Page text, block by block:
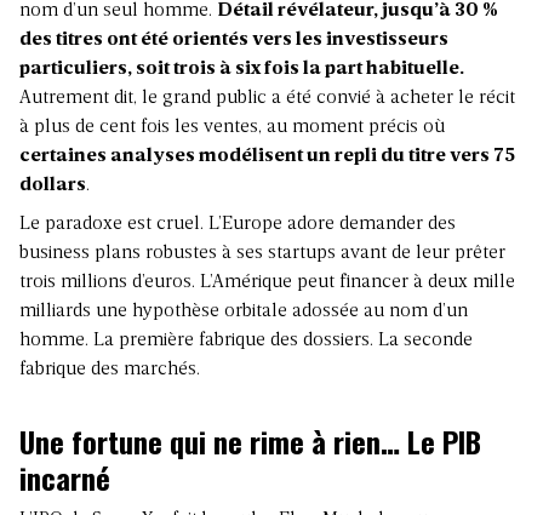
nom d’un seul homme. Détail révélateur, jusqu’à 30 %
des titres ont été orientés vers les investisseurs
particuliers, soit trois à six fois la part habituelle.
Autrement dit, le grand public a été convié à acheter le récit
à plus de cent fois les ventes, au moment précis où
certaines analyses modélisent un repli du titre vers 75
dollars.
Le paradoxe est cruel. L’Europe adore demander des
business plans robustes à ses startups avant de leur prêter
trois millions d’euros. L’Amérique peut financer à deux mille
milliards une hypothèse orbitale adossée au nom d’un
homme. La première fabrique des dossiers. La seconde
fabrique des marchés.
Une fortune qui ne rime à rien… Le PIB
incarné